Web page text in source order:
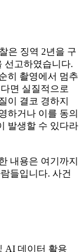
은 징역 2년을 구
선고하였습니다.
히 촬영에서 멈추
면 실질적으로
이 결코 경하지
하거나 이를 동의
발생할 수 있다라
내용은 여기까지
들입니다. 사건
AI 데이터 활용